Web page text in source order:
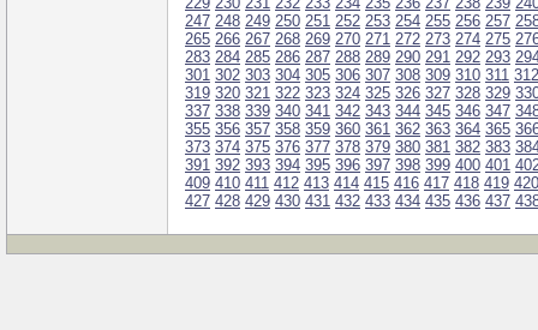
247 248 249 250 251 252 253 254 255 256 257
265 266 267 268 269 270 271 272 273 274 275
283 284 285 286 287 288 289 290 291 292 293
301 302 303 304 305 306 307 308 309 310 311 312
319 320 321 322 323 324 325 326 327 328 329
337 338 339 340 341 342 343 344 345 346 347
355 356 357 358 359 360 361 362 363 364 365
373 374 375 376 377 378 379 380 381 382 383
391 392 393 394 395 396 397 398 399 400 401
409 410 411 412 413 414 415 416 417 418 419 420
427 428 429 430 431 432 433 434 435 436 437